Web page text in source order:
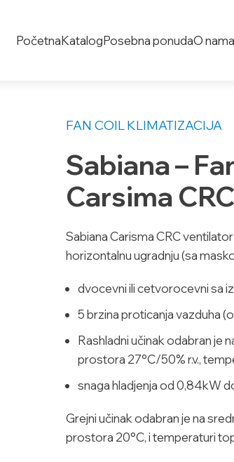
PočetnaKatalogPosebna ponudaO nama
Sabiana –
Carsima CRC
Sabiana Carisma CRC
horizontalnu ugradnju (sa
dvocevni ili cetvorocevni sa
5 brzina proticanja vazduha
Rashladni učinak odabran je
prostora 27°C/50% r.v.,
snaga hladjenja od 0,84kW
Grejni učinak odabran je na
prostora 20°C, i temperaturi
FAN COILKLIMATIZACIJA